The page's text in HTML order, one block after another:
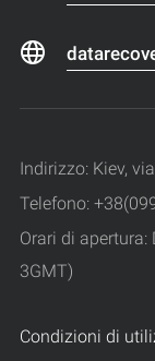
Indirizzo: Kiev,
Telefono:
Orari di apertura:
3GMT)
Condizioni di